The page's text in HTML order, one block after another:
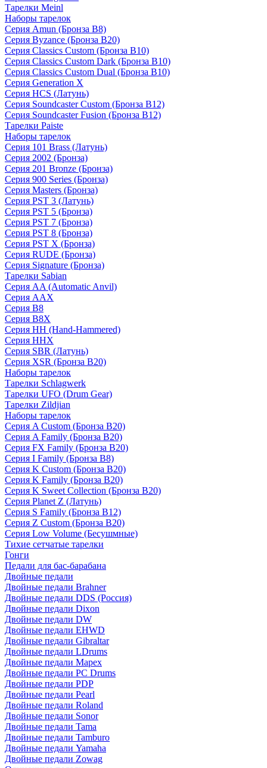
Тарелки Meinl
Наборы тарелок
Серия Amun (Бронза B8)
Серия Byzance (Бронза B20)
Серия Classics Custom (Бронза B10)
Серия Classics Custom Dark (Бронза B10)
Серия Classics Custom Dual (Бронза B10)
Серия Generation X
Серия HCS (Латунь)
Серия Soundcaster Custom (Бронза B12)
Серия Soundcaster Fusion (Бронза B12)
Тарелки Paiste
Наборы тарелок
Серия 101 Brass (Латунь)
Серия 2002 (Бронза)
Серия 201 Bronze (Бронза)
Серия 900 Series (Бронза)
Серия Masters (Бронза)
Серия PST 3 (Латунь)
Серия PST 5 (Бронза)
Серия PST 7 (Бронза)
Серия PST 8 (Бронза)
Серия PST X (Бронза)
Серия RUDE (Бронза)
Серия Signature (Бронза)
Тарелки Sabian
Серия AA (Automatic Anvil)
Серия AAX
Серия B8
Серия B8X
Серия HH (Hand-Hammered)
Серия HHX
Серия SBR (Латунь)
Серия XSR (Бронза B20)
Наборы тарелок
Тарелки Schlagwerk
Тарелки UFO (Drum Gear)
Тарелки Zildjian
Наборы тарелок
Серия A Custom (Бронза B20)
Серия A Family (Бронза B20)
Серия FX Family (Бронза B20)
Серия I Family (Бронза B8)
Серия K Custom (Бронза B20)
Серия K Family (Бронза B20)
Серия K Sweet Collection (Бронза B20)
Серия Planet Z (Латунь)
Серия S Family (Бронза B12)
Серия Z Custom (Бронза B20)
Серия Low Volume (Бесушмные)
Тихие сетчатые тарелки
Гонги
Педали для бас-барабана
Двойные педали
Двойные педали Brahner
Двойные педали DDS (Россия)
Двойные педали Dixon
Двойные педали DW
Двойные педали EHWD
Двойные педали Gibraltar
Двойные педали LDrums
Двойные педали Mapex
Двойные педали PC Drums
Двойные педали PDP
Двойные педали Pearl
Двойные педали Roland
Двойные педали Sonor
Двойные педали Tama
Двойные педали Tamburo
Двойные педали Yamaha
Двойные педали Zowag